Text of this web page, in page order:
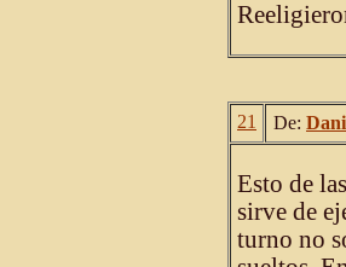
21 De: Dani
Esto de
sirve de
turno no